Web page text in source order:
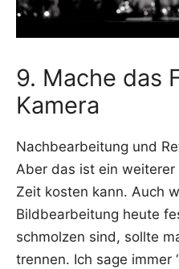
9. Mache das
Kamera
Nach­be­ar­bei­tung und
Aber das ist ein
Zeit kos­ten kann. Auch
Bild­be­ar­bei­tung heu­te
schmol­zen sind, soll­te
tren­nen. Ich sage immer